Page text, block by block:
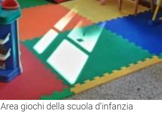
Area giochi della scuola d'infanzia